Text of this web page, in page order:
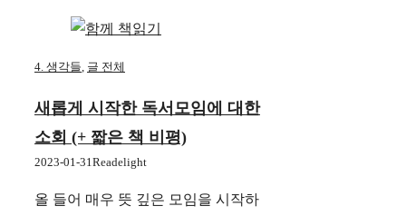
4. 생각들, 글 전체
새롭게 시작한 독서모임에 대한
소회 (+ 짧은 책 비평)
2023-01-31Readelight
올 들어 매우 뜻 깊은 모임을 시작하